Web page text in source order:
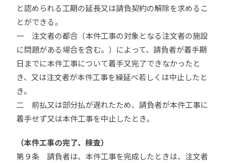
と認められる工期の延長又は請負契約の解除を求めるこ
とができる。
一 注文者の都合（本件工事の対象となる注文者の施設
に問題がある場合を含む。）によって、請負者が着手期
日までに本件工事について着手又完了できなかったと
き、又は注文者が本件工事を繰延べ若しくは中止したと
き。
二 前払又は部分払が遅れたため、請負者が本件工事に
着手せず又は本件工事を中止したとき。
（本件工事の完了、検査）
第９条 請負者は、本件工事を完成したときは、注文者